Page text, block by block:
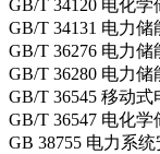
GB/T 34120 电化
GB/T 34131 电力
GB/T 36276 电力
GB/T 36280 电力
GB/T 36545 移动
GB/T 36547 电化
GB 38755 电力系